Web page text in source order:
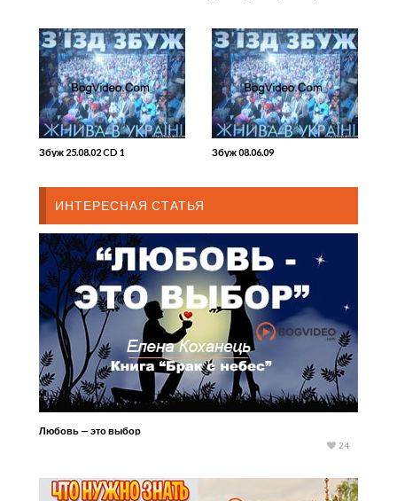
Збуж 25.08.02 CD 1 Збуж 08.06.09
ИНТЕРЕСНАЯ СТАТЬЯ
Любовь — это выбор
24